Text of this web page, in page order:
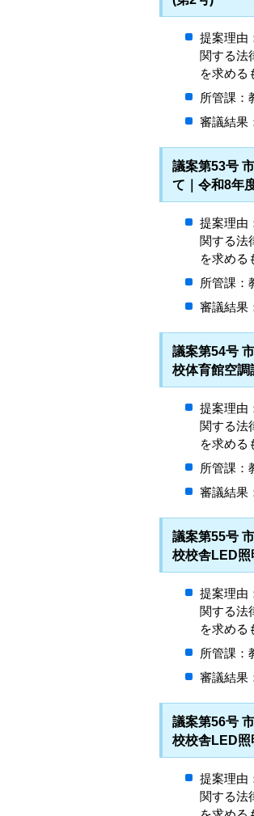
提案理由
関する法
を求める
所管課：
審議結果
議案第53号
て｜令和8年
提案理由
関する法
を求める
所管課：
審議結果
議案第54号
校体育館空調
提案理由
関する法
を求める
所管課：
審議結果
議案第55号
校校舎LED照
提案理由
関する法
を求める
所管課：
審議結果
議案第56号
校校舎LED照
提案理由
関する法